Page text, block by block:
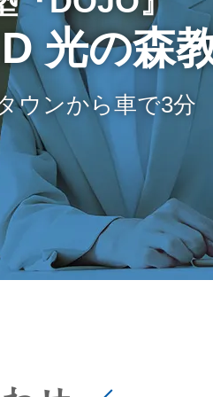
光の森
ウンから車で3分